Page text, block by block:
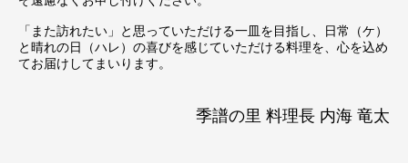
「また訪れたい」と思っていただける一皿を目指し、日常（ケ）
と晴れの日（ハレ）の喜びを感じていただける料理を、心を込め
てお届けしてまいります。
季譜の里 料理長 内海 竜太